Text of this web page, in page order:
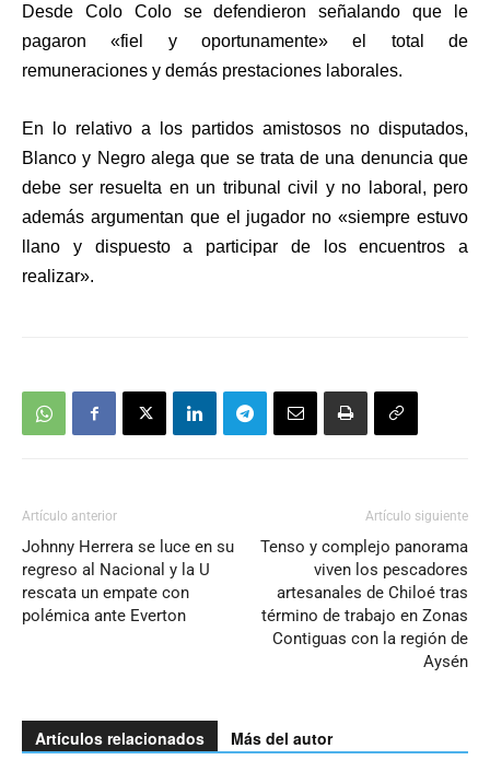
Desde Colo Colo se defendieron señalando que le
pagaron «fiel y oportunamente» el total de
remuneraciones y demás prestaciones laborales.
En lo relativo a los partidos amistosos no disputados,
Blanco y Negro alega que se trata de una denuncia que
debe ser resuelta en un tribunal civil y no laboral, pero
además argumentan que el jugador no «siempre estuvo
llano y dispuesto a participar de los encuentros a
realizar».
Artículo anterior
Johnny Herrera se luce en su
regreso al Nacional y la U
rescata un empate con
polémica ante Everton
Artículo siguiente
Tenso y complejo panorama
viven los pescadores
artesanales de Chiloé tras
término de trabajo en Zonas
Contiguas con la región de
Aysén
Artículos relacionados Más del autor